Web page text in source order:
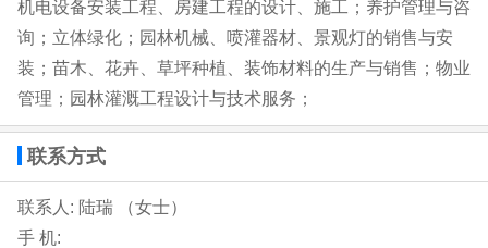
机电设备安装工程、房建工程的设计、施工；养护管理与咨
询；立体绿化；园林机械、喷灌器材、景观灯的销售与安
装；苗木、花卉、草坪种植、装饰材料的生产与销售；物业
管理；园林灌溉工程设计与技术服务；
联系方式
联系人: 陆瑞 （女士）
手 机: